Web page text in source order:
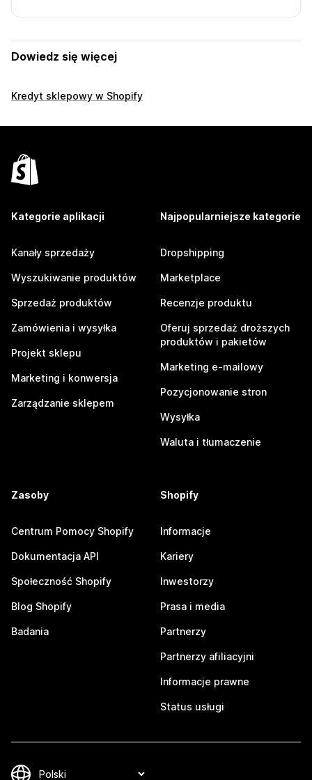
Dowiedz się więcej
Kredyt sklepowy w Shopify
Kategorie aplikacji
Kanały sprzedaży
Wyszukiwanie produktów
Sprzedaż produktów
Zamówienia i wysyłka
Projekt sklepu
Marketing i konwersja
Zarządzanie sklepem
Najpopularniejsze kategorie
Dropshipping
Marketplace
Recenzje produktu
Oferuj sprzedaż droższych
produktów i pakietów
Marketing e-mailowy
Pozycjonowanie stron
Wysyłka
Waluta i tłumaczenie
Zasoby
Centrum Pomocy Shopify
Dokumentacja API
Społeczność Shopify
Blog Shopify
Badania
Shopify
Informacje
Kariery
Inwestorzy
Prasa i media
Partnerzy
Partnerzy afiliacyjni
Informacje prawne
Status usługi